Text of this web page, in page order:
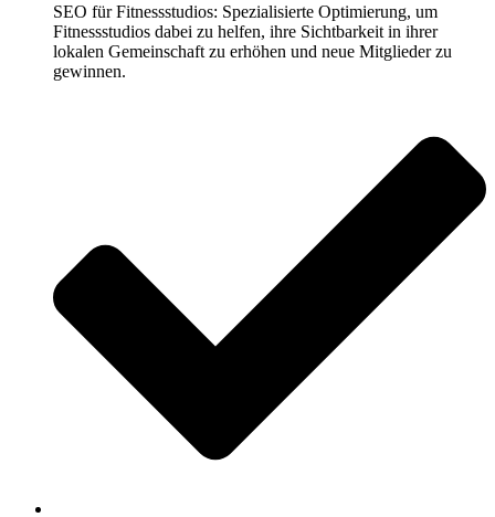
SEO für Fitnessstudios: Spezialisierte Optimierung, um
Fitnessstudios dabei zu helfen, ihre Sichtbarkeit in ihrer
lokalen Gemeinschaft zu erhöhen und neue Mitglieder zu
gewinnen.